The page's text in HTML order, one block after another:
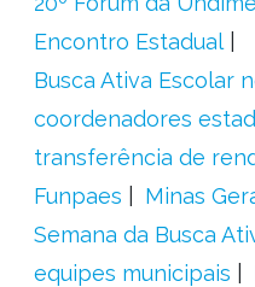
Encontro Estadual
Busca Ativa Escolar
coordenadores
transferência de
Funpaes
Minas
Semana da Busca
equipes municipais